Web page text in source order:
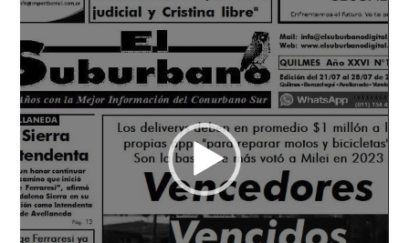
vídeo